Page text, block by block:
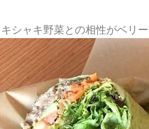
シャキ野菜との相性がベリー